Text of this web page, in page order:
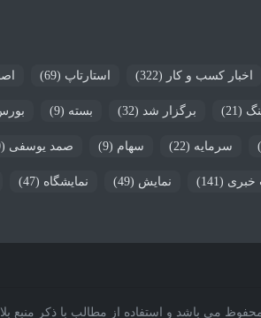
اخبار کسب و کار (322) استارتاپ (69)
(21) برگزار شد (32) بسته (9)
سرمایه (22) سهام (9) صمد یوسفی (20)
(141) نمایش (49) نمایشگاه (47)
می باشد و استفاده از مطالب با ذکر منبع